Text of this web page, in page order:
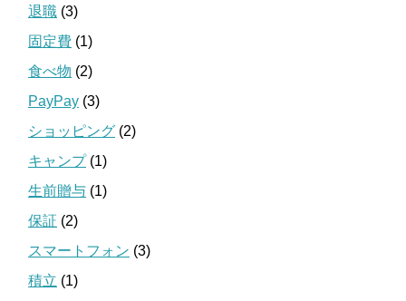
退職 (3)
固定費 (1)
食べ物 (2)
PayPay (3)
ショッピング (2)
キャンプ(1)
生前贈与 (1)
保証 (2)
スマートフォン (3)
積立 (1)